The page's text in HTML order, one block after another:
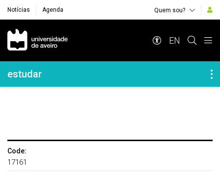
Notícias Agenda Quem sou?
Navegação Principal
EN
Navegação Lateral
estudar
Code:
17161